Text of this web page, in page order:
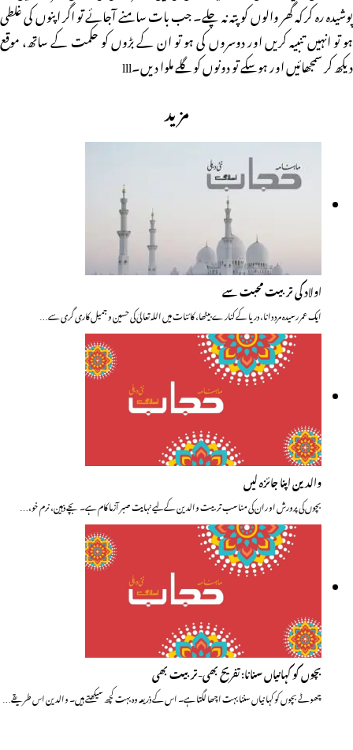
پوشیدہ رہ کر کہ گھر والوں کو پتہ نہ چلے۔ جب بات سامنے آجائے تو اگر اپنوں کی غلطی
ہو تو انہیں تنبیہ کریں اور دوسروں کی ہو تو ان کے بڑوں کو حکمت کے ساتھ، موقع
دیکھ کر سمجھائیں اور ہوسکے تو دونوں کو گلے ملوا دیں۔lll
مزید
اولاد کی تربیت محبت سے
ایک عمر رسیدہ مردِ دانا، دریا کے کنارے بیٹھا، کائنات میں اللہ تعالیٰ کی حسین و جمیل کاری گری سے…
والدین اپنا جائزہ لیں
بچوں کی پرورش او ران کی مناسب تربیت والدین کے لیے نہایت صبر آزما کام ہے۔ بچے ذہین، نرم خو،…
بچوں کو کہانیاں سنانا: تفریح بھی-تربیت بھی
چھوٹے بچوں کو کہانیاں سننا بہت اچھا لگتا ہے۔ اس کے ذریعہ وہ بہت کچھ سیکھتے ہیں۔ والدین اس طریقے…